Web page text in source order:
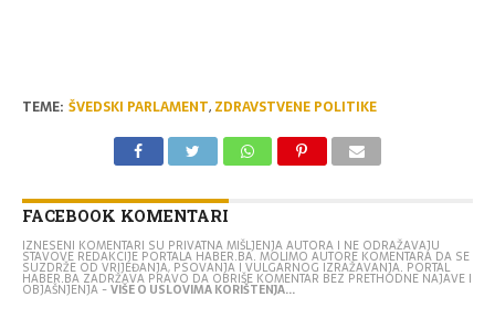
TEME: ŠVEDSKI PARLAMENT, ZDRAVSTVENE POLITIKE
FACEBOOK KOMENTARI
IZNESENI KOMENTARI SU PRIVATNA MIŠLJENJA AUTORA I NE ODRAŽAVAJU
STAVOVE REDAKCIJE PORTALA HABER.BA. MOLIMO AUTORE KOMENTARA DA SE
SUZDRŽE OD VRIJEĐANJA, PSOVANJA I VULGARNOG IZRAŽAVANJA. PORTAL
HABER.BA ZADRŽAVA PRAVO DA OBRIŠE KOMENTAR BEZ PRETHODNE NAJAVE I
OBJAŠNJENJA -VIŠE O USLOVIMA KORIŠTENJA...